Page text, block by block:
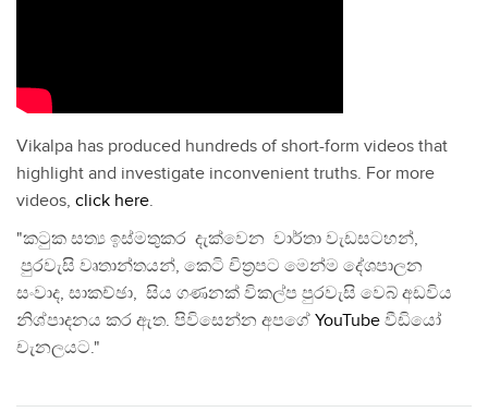
Vikalpa has produced hundreds of short-form videos that
highlight and investigate inconvenient truths. For more
videos, click here.
"කටුක සත්‍ය ඉස්මතුකර දැක්වෙන වාර්තා වැඩසටහන්,
පුරවැසි වෘතාන්තයන්, කෙටි චිත්‍රපට මෙන්ම දේශපාලන
සංවාද, සාකච්ඡා, සිය ගණනක් විකල්ප පුරවැසි වෙබ් අඩවිය
නිශ්පාදනය කර ඇත. පිවිසෙන්න අපගේ YouTube වීඩියෝ
චැනලයට."